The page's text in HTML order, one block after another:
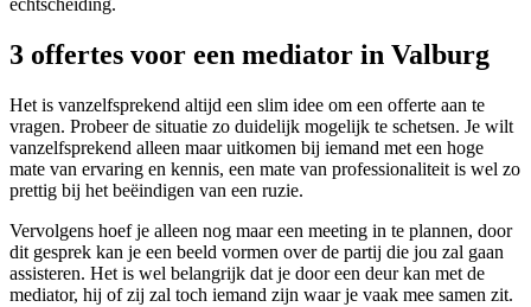
echtscheiding.
3 offertes voor een mediator in Valburg
Het is vanzelfsprekend altijd een slim idee om een offerte aan te
vragen. Probeer de situatie zo duidelijk mogelijk te schetsen. Je wilt
vanzelfsprekend alleen maar uitkomen bij iemand met een hoge
mate van ervaring en kennis, een mate van professionaliteit is wel zo
prettig bij het beëindigen van een ruzie.
Vervolgens hoef je alleen nog maar een meeting in te plannen, door
dit gesprek kan je een beeld vormen over de partij die jou zal gaan
assisteren. Het is wel belangrijk dat je door een deur kan met de
mediator, hij of zij zal toch iemand zijn waar je vaak mee samen zit.